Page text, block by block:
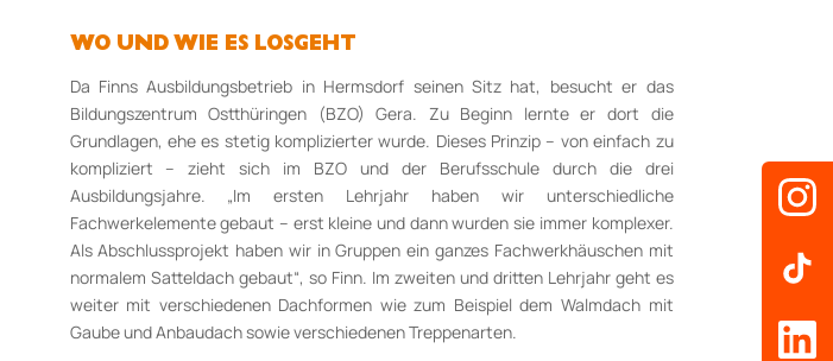
WO UND WIE ES LOSGEHT
Da Finns Ausbildungsbetrieb in Hermsdorf seinen Sitz hat, besucht er das
Bildungszentrum Ostthüringen (BZO) Gera. Zu Beginn lernte er dort die
Grundlagen, ehe es stetig komplizierter wurde. Dieses Prinzip – von einfach zu
kompliziert – zieht sich im BZO und der Berufsschule durch die drei
Ausbildungsjahre. „Im ersten Lehrjahr haben wir unterschiedliche
Fachwerkelemente gebaut – erst kleine und dann wurden sie immer komplexer.
Als Abschlussprojekt haben wir in Gruppen ein ganzes Fachwerkhäuschen mit
normalem Satteldach gebaut“, so Finn. Im zweiten und dritten Lehrjahr geht es
weiter mit verschiedenen Dachformen wie zum Beispiel dem Walmdach mit
Gaube und Anbaudach sowie verschiedenen Treppenarten.